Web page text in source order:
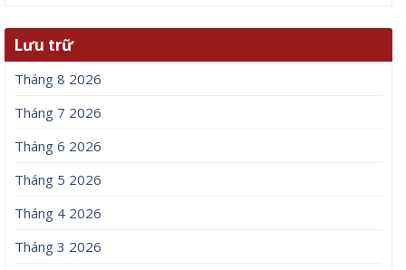
Lưu trữ
Tháng 8 2026
Tháng 7 2026
Tháng 6 2026
Tháng 5 2026
Tháng 4 2026
Tháng 3 2026